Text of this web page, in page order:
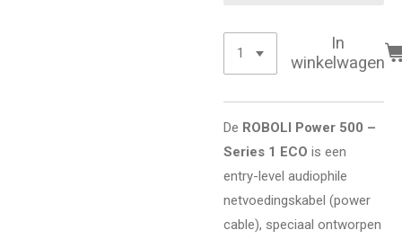
In
winkelwagen
De ROBOLI Power 500 –
Series 1 ECO is een
entry-level audiophile
netvoedingskabel (power
cable), speciaal ontworpen